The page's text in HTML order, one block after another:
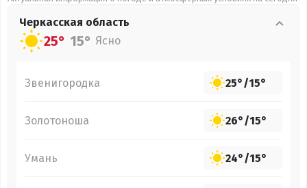
Черкасская область
25° 15° Ясно
Звенигородка 25°/15°
Золотоноша 26°/15°
Умань 24°/15°